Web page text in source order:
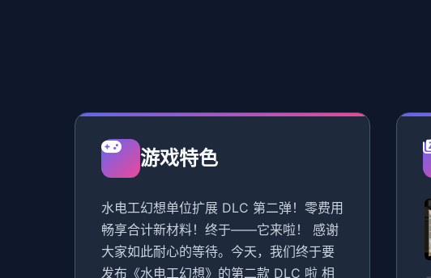
游戏特色
水电工幻想单位扩展 DLC 第二弹！零费用
畅享合计新材料！终于——它来啦！ 感谢
大家如此耐心的等待。今天，我们终于要
发布《水电工幻想》的第二款 DLC 啦 相